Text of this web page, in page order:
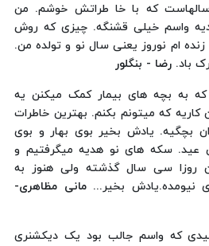
که با خا طراتش خوشم. من
واسم خیلی قشنگه. چیزی که روش
ام نوروز یعنی سال نو و تولده من.
باد. رضا - بنگلور
که به بچه های بیمار کمک میکنن یه
کاریه که میتونم بکنم. بهترین خاطرات
بچگیه. یادش بخیر بوی بهار و بوی
عید. سکه های نو هدیه میگرفتیم و
روزا سی سال گذشته ولی هنوز به
نیومده.یادش بخیر...مانی مظاهری-
که واسم جالب بود یک دیکشنری